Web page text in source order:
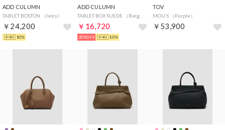
ADD CULUMN
TABLET BOSTON （Ivory）
￥24,200
10%
ADD CULUMN
￥16,720
20%OFF 10%
TOV
MOU S （Purple）
￥53,900